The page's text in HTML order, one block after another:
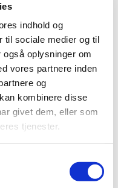
indhold og
til sociale medier og til
oplysninger om
vores partnere inden
og
kombinere disse
givet dem, eller som
tjenester.